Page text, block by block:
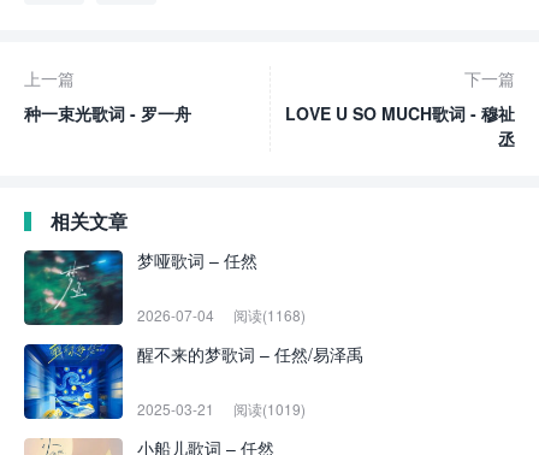
上一篇
种一束光歌词 - 罗一舟
下一篇
LOVE U SO MUCH歌词 - 穆祉
丞
相关文章
梦哑歌词 – 任然
2026-07-04 阅读(1168)
醒不来的梦歌词 – 任然/易泽禹
2025-03-21 阅读(1019)
小船儿歌词 – 任然